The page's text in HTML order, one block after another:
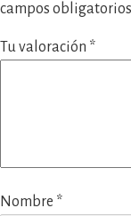
campos
Tu valoración *
Nombre *